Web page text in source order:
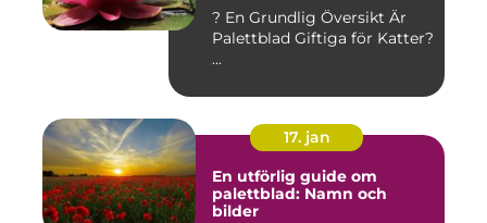
? En Grundlig Översikt Är
Palettblad Giftiga för Katter?
...
17. jan
En utförlig guide om
palettblad: Namn och
bilder